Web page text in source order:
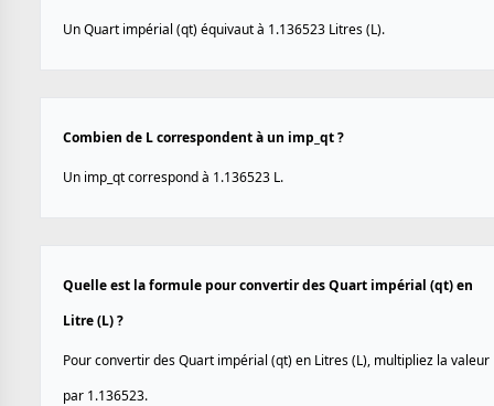
Un Quart impérial (qt) équivaut à 1.136523 Litres (L).
Combien de L correspondent à un imp_qt ?
Un imp_qt correspond à 1.136523 L.
Quelle est la formule pour convertir des Quart impérial (qt) en
Litre (L) ?
Pour convertir des Quart impérial (qt) en Litres (L), multipliez la valeur
par 1.136523.